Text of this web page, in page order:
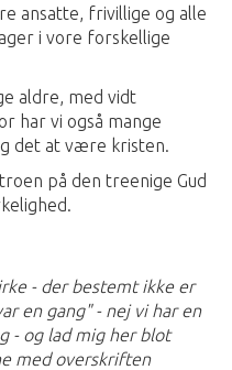
ansatte, frivillige og alle
i vore forskellige
aldre, med vidt
har vi også mange
det at være kristen.
på den treenige Gud
- der bestemt ikke er
en gang" - nej vi har en
- og lad mig her blot
med overskriften